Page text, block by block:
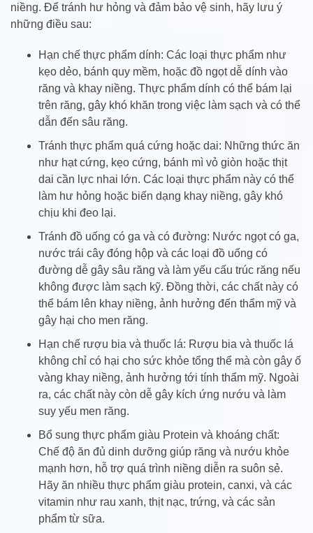
niềng. Để tránh hư hỏng và đảm bảo vệ sinh, hãy lưu ý
những điều sau:
Hạn chế thực phẩm dính: Các loại thực phẩm như
kẹo dẻo, bánh quy mềm, hoặc đồ ngọt dễ dính vào
răng và khay niềng. Thực phẩm dính có thể bám lại
trên răng, gây khó khăn trong việc làm sạch và có thể
dẫn đến sâu răng.
Tránh thực phẩm quá cứng hoặc dai: Những thức ăn
như hạt cứng, kẹo cứng, bánh mì vỏ giòn hoặc thịt
dai cần lực nhai lớn. Các loại thực phẩm này có thể
làm hư hỏng hoặc biến dạng khay niềng, gây khó
chịu khi đeo lại.
Tránh đồ uống có ga và có đường: Nước ngọt có ga,
nước trái cây đóng hộp và các loại đồ uống có
đường dễ gây sâu răng và làm yếu cấu trúc răng nếu
không được làm sạch kỹ. Đồng thời, các chất này có
thể bám lên khay niềng, ảnh hưởng đến thẩm mỹ và
gây hại cho men răng.
Hạn chế rượu bia và thuốc lá: Rượu bia và thuốc lá
không chỉ có hại cho sức khỏe tổng thể mà còn gây ố
vàng khay niềng, ảnh hưởng tới tính thẩm mỹ. Ngoài
ra, các chất này còn dễ gây kích ứng nướu và làm
suy yếu men răng.
Bổ sung thực phẩm giàu Protein và khoáng chất:
Chế độ ăn đủ dinh dưỡng giúp răng và nướu khỏe
mạnh hơn, hỗ trợ quá trình niềng diễn ra suôn sẻ.
Hãy ăn nhiều thực phẩm giàu protein, canxi, và các
vitamin như rau xanh, thịt nạc, trứng, và các sản
phẩm từ sữa.